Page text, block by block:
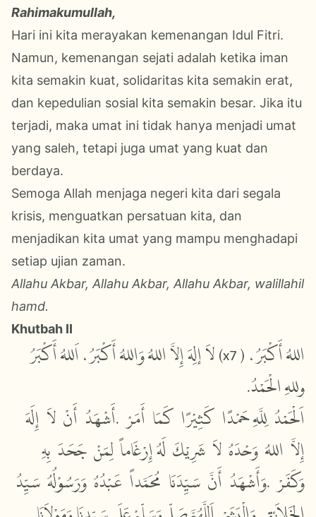
Rahimakumullah,
Hari ini kita merayakan kemenangan Idul Fitri.
Namun, kemenangan sejati adalah ketika iman
kita semakin kuat, solidaritas kita semakin erat,
dan kepedulian sosial kita semakin besar. Jika itu
terjadi, maka umat ini tidak hanya menjadi umat
yang saleh, tetapi juga umat yang kuat dan
berdaya.
Semoga Allah menjaga negeri kita dari segala
krisis, menguatkan persatuan kita, dan
menjadikan kita umat yang mampu menghadapi
setiap ujian zaman.
Allahu Akbar, Allahu Akbar, Allahu Akbar, walillahil
hamd.
Khutbah II
اللهُأَكْبَرُ، (x7 )لاَإلِهَإِلاَّ اللهُوَاللهُأَكْبَرُ، اَللهُأَكْبَرُ
وللهِالْحَمْدُ.
اَلْحَمْدُ لِلَّهِحَمْدًا كَثِيْرًا كَمَا أَمَرْ .أَشْهَدُ أَنْ لاَ إِلَهَ
إِلاَّ اللهُ وَحْدَهُ لاَ شَرِيْكَ لَهُإِرْغَاماً لِمَنْ جَحَدَ بِهِ
وَكَفَرْ .وَأَشْهَدُ أَنَّ سَيِّدَنَا مُحَمَّداً عَبْدُهُ وَرَسُوْلُهُ سَيِّدُ